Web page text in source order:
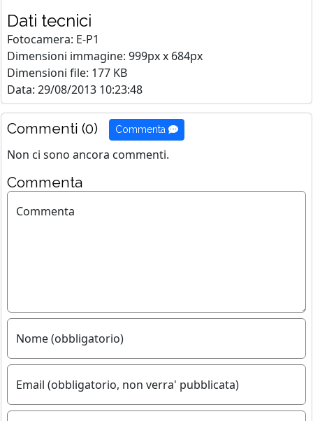
Dati tecnici
Fotocamera: E-P1
Dimensioni immagine: 999px x 684px
Dimensioni file: 177 KB
Data: 29/08/2013 10:23:48
Commenti (0) Commenta
Non ci sono ancora commenti.
Commenta
Commenta
Nome (obbligatorio)
Email (obbligatorio, non verra' pubblicata)